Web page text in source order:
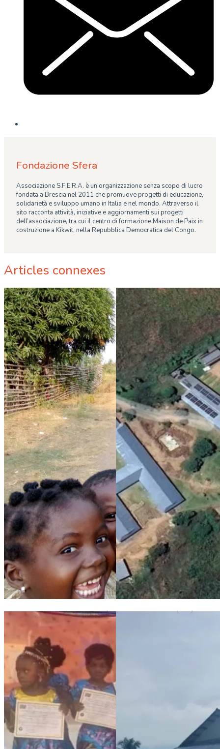
Fondazione Sfera
Associazione S.F.E.R.A. è un’organizzazione senza scopo di lucro
fondata a Brescia nel 2011 che promuove progetti di educazione,
solidarietà e sviluppo umano in Italia e nel mondo. Attraverso il
sito racconta attività, iniziative e aggiornamenti sui progetti
dell’associazione, tra cui il centro di formazione Maison de Paix in
costruzione a Kikwit, nella Repubblica Democratica del Congo.
Articles connexes
Les Sœurs Franciscaines Angélines et les enfants de l’école
Maison de Paix : état